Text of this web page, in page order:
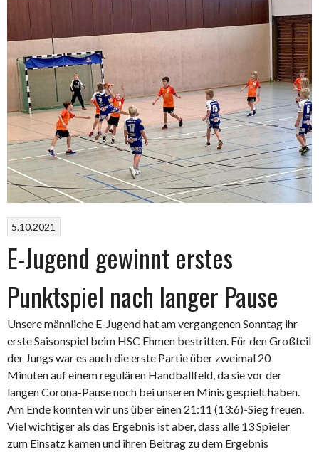
5.10.2021
E-Jugend gewinnt erstes
Punktspiel nach langer Pause
Unsere männliche E-Jugend hat am vergangenen Sonntag ihr
erste Saisonspiel beim HSC Ehmen bestritten. Für den Großteil
der Jungs war es auch die erste Partie über zweimal 20
Minuten auf einem regulären Handballfeld, da sie vor der
langen Corona-Pause noch bei unseren Minis gespielt haben.
Am Ende konnten wir uns über einen 21:11 (13:6)-Sieg freuen.
Viel wichtiger als das Ergebnis ist aber, dass alle 13 Spieler
zum Einsatz kamen und ihren Beitrag zu dem Ergebnis